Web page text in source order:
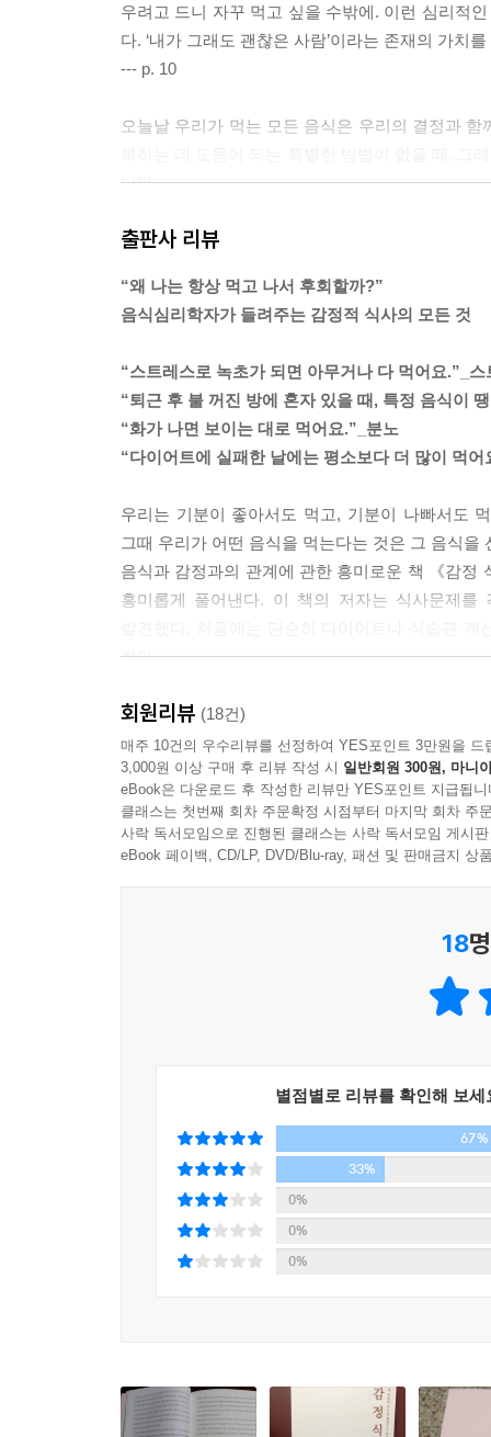
우려고 드니 자꾸 먹고 싶을 수밖에. 이런 심리적
다. ‘내가 그래도 괜찮은 사람’이라는 존재의 가치
--- p. 10
오늘날 우리가 먹는 모든 음식은 우리의 결정과
난다.
해내야 한다.
--- p. 32
감정적 먹기는 감정에 대한 소모적 반응이다. 회
선택과 과식 뒤에는 우리가 의식하지 못하는 어
기 위해 음식을 찾는다(대개는 건강에 좋지 않은
기 위해서다.
자기감정을 잘 다스릴 줄 아는 사람은 음식 외의
적인 건강과 정서적 행복을 비교해서 자신에게
련하게 설득하여 초콜릿을 먹고 싶은 갈망을 벗어
듯한 슬픔, 혹은 축하의 기쁨 등 당신을 음식 앞으
식해야 한다. 그래야 당신에게 해가 되지 않고 득
--- p. 54
감정은 수도꼭지와 같다. 너무 콸콸 쏟아지게 틀
고 아예 꺼버리면 필요한 물을 얻을 수 없다. 수
출판사 리뷰
“왜 나는 항상 먹고 나서 후회할까?”
음식심리학자가 들려주는 감정적 식사의 모든 것
“스트레스로 녹초가 되면 아무거나 다 먹어요.”_스
“퇴근 후 불 꺼진 방에 혼자 있을 때, 특정 음식이
“화가 나면 보이는 대로 먹어요.”_분노
“다이어트에 실패한 날에는 평소보다 더 많이 먹어
우리는 기분이 좋아서도 먹고, 기분이 나빠서도
그때 우리가 어떤 음식을 먹는다는 것은 그 음식
음식과 감정과의 관계에 관한 흥미로운 책 《감정
흥미롭게 풀어낸다. 이 책의 저자는 식사문제
한다.
스트레스, 외로움, 우울과 불안, 분노…
‘부정적인 감정’이 음식 선택에 미치는 영향
내담자들 대부분은 스트레스, 외로움, 우울과 불
된다고 고백했다. 건강한 식생활을 잘 유지하고,
식탐으로 몰고 갔던 것이다. 이처럼 우리가 건강
이러한 감정적 먹기(Emotional Eating)는 자신의
이 책에서는 정서적 허기, 즉 가짜 배고픔을 조
우리가 음식을 원할 때, 그 순간 자신의 감정이
“외로우면 살찌기 쉽고, 스트레스가 많을수록
다이어트가 필요한 경우, 무작정 식이조절을
감정의 문제로 풀어야 한다.” _ 유은정(정신과 전
정서적으로 편안할 때, 음식 앞에서도 건강한 선택
이 책에서는 감정적 식사에 대한 대안으로 잇큐
회원리뷰 (18건)
매주 10건의 우수리뷰를 선정하여 YES포인트 3만원을 드
3,000원 이상 구매 후 리뷰 작성 시 일반회원 300원, 마니
eBook은 다운로드 후 작성한 리뷰만 YES포인트 지급됩니
클래스는 첫번째 회차 주문확정 시점부터 마지막 회차 주
사락 독서모임으로 진행된 클래스는 사락 독서모임 게시
eBook 페이백, CD/LP, DVD/Blu-ray, 패션 및 판매금지 상
18
별점별로 리뷰를 확인해 보세
67%
33%
0%
0%
0%